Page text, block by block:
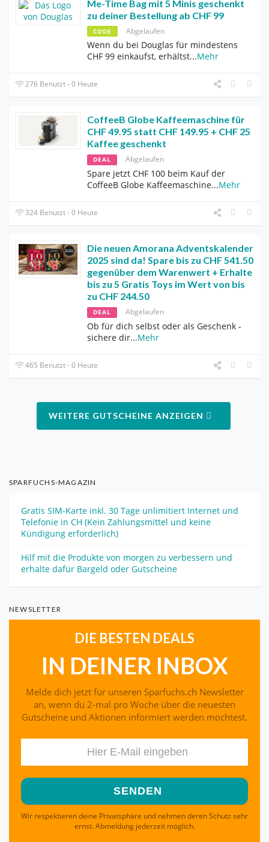
Me-Time Bag mit 5 Minis geschenkt
zu deiner Bestellung ab CHF 99
CODE Abgelaufen
Wenn du bei Douglas für mindestens
CHF 99 einkaufst, erhältst...Mehr
276 Benutzt - 0 Heute
CoffeeB Globe Kaffeemaschine für
CHF 49.95 statt CHF 149.95 + CHF 25
Kaffee geschenkt
DEAL Abgelaufen
Spare jetzt CHF 100 beim Kauf der
CoffeeB Globe Kaffeemaschine...Mehr
324 Benutzt - 0 Heute
Die neuen Amorana Adventskalender
2025 sind da! Spare bis zu CHF 541.50
gegenüber dem Warenwert + Erhalte
bis zu 5 Gratis Toys im Wert von bis
zu CHF 244.50
DEAL Abgelaufen
Ob für dich selbst oder als Geschenk -
sichere dir...Mehr
465 Benutzt - 0 Heute
WEITERE GUTSCHEINE ANZEIGEN
SPARFUCHS-MAGAZIN
Gratis SIM-Karte inkl. 30 Tage unlimitiert Internet und
Telefonie in CH (Kein Zahlungsmittel und keine
Kündigung erforderlich)
Hilf mit die Produkte von morgen zu verbessern und
erhalte dafür Bargeld oder Gutscheine
NEWSLETTER
DIE BESTEN DEALS
IN DEINER INBOX
Melde dich jetzt für unseren Sparfuchs.ch Newsletter
an, wenn du 2-mal pro Woche über die neuesten
Gutscheine und Aktionen informiert werden möchtest.
Wir respektieren deine Privatsphäre und nehmen deren Schutz sehr
ernst. Abmeldung jederzeit möglich.